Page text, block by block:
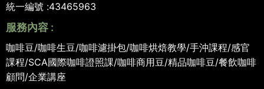
統一編號 :43465963
服務內容 :
咖啡豆/咖啡生豆/咖啡濾掛包/咖啡烘焙教學/手沖課程/感官
課程/SCA國際咖啡證照課/咖啡商用豆/精品咖啡豆/餐飲咖啡
顧問/企業講座